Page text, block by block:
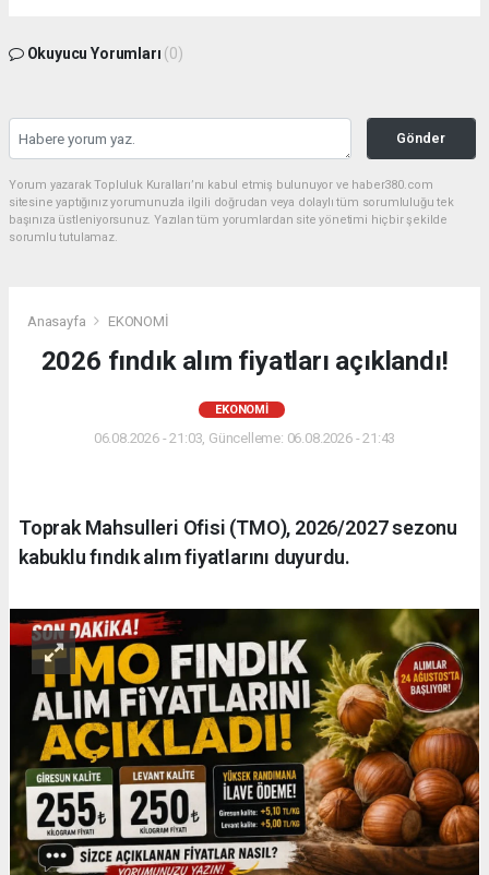
Okuyucu Yorumları (0)
Gönder
Yorum yazarak Topluluk Kuralları’nı kabul etmiş bulunuyor ve haber380.com
sitesine yaptığınız yorumunuzla ilgili doğrudan veya dolaylı tüm sorumluluğu tek
başınıza üstleniyorsunuz. Yazılan tüm yorumlardan site yönetimi hiçbir şekilde
sorumlu tutulamaz.
Anasayfa EKONOMİ
2026 fındık alım fiyatları açıklandı!
EKONOMİ
06.08.2026 - 21:03, Güncelleme: 06.08.2026 - 21:43
Toprak Mahsulleri Ofisi (TMO), 2026/2027 sezonu
kabuklu fındık alım fiyatlarını duyurdu.